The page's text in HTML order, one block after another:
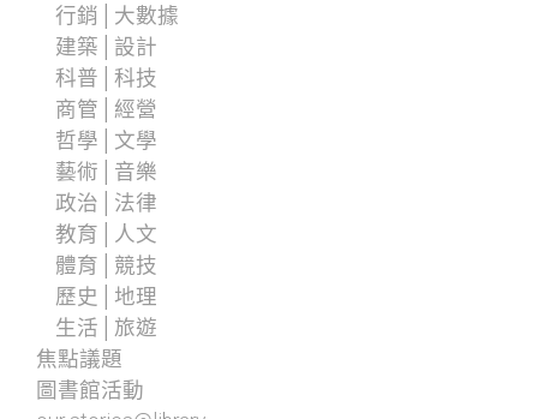
行銷│大數據
建築│設計
科普│科技
商管│經營
哲學│文學
藝術│音樂
政治│法律
教育│人文
體育│競技
歷史│地理
生活│旅遊
焦點議題
圖書館活動